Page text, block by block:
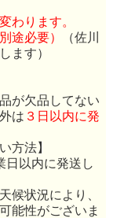
わります。
途必要）
（佐川
ます）
が欠品してない
は ３日以内に発
方法】
日以内に発送し
候状況により、
能性がございま